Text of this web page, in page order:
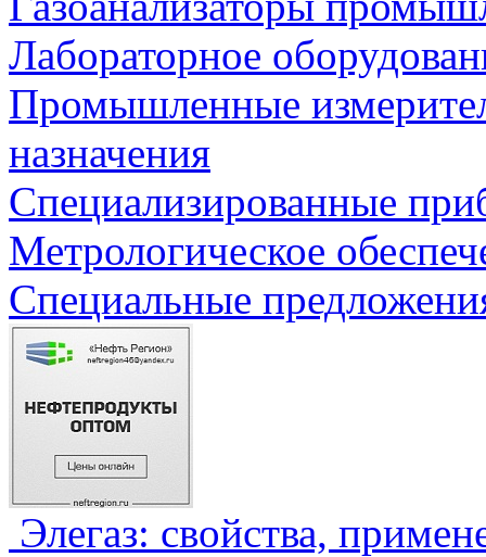
Лабораторное
Промышленные
назначения
Специализированные
Метрологическое
Специальные
Элегаз: свойства,